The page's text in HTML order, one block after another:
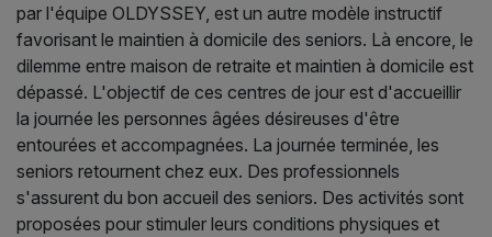
par l'équipe OLDYSSEY, est un autre modèle instructif
favorisant le maintien à domicile des seniors. Là encore, le
dilemme entre maison de retraite et maintien à domicile est
dépassé. L'objectif de ces centres de jour est d'accueillir
la journée les personnes âgées désireuses d'être
entourées et accompagnées. La journée terminée, les
seniors retournent chez eux. Des professionnels
s'assurent du bon accueil des seniors. Des activités sont
proposées pour stimuler leurs conditions physiques et